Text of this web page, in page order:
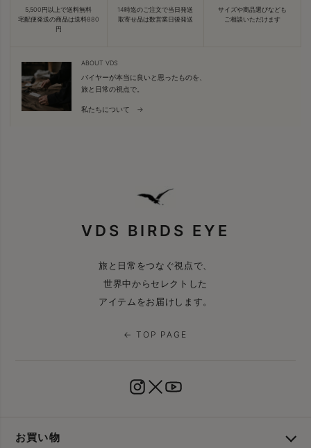
5,500円以上で送料無料
宅配便発送の商品は送料880
円
14時迄のご注文で当日発送
取寄せ品は数営業日後発送
サイズや商品選びなども
ご相談いただけます
ABOUT VDS
バイヤーが本当に良いと思ったものを、
旅と日常の視点で。
私たちについて →
VDS BIRDS EYE
旅と日常をつなぐ視点で、
世界中からセレクトした
アイテムをお届けします。
← TOP PAGE
お買い物